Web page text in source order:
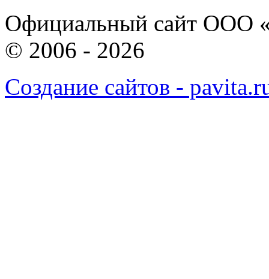
Официальный сайт ООО
© 2006 - 2026
Создание сайтов -